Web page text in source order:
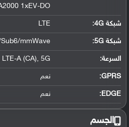
1xEV-DO
شبكة 4G :
LTE
شبكة 5G :
mmWave
السرعة: A (CA), 5G
GPRS: نعم
EDGE: نعم
الجسم